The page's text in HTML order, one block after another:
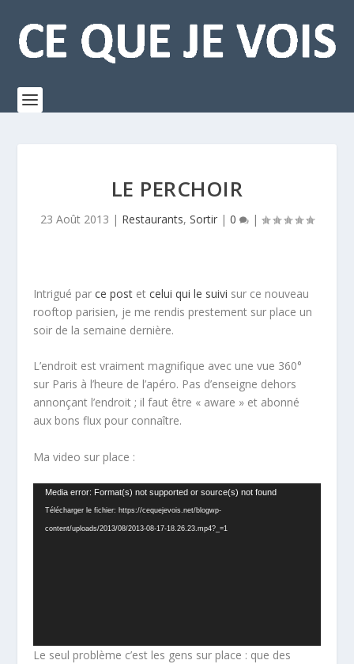
LE PERCHOIR
23 Août 2013 | Restaurants, Sortir | 0 |
Intrigué parce post etcelui qui le suivi sur ce nouveau
rooftop parisien, je me rendis prestement sur place un
soir de la semaine dernière.
L’endroit est vraiment magnifique avec une vue 360°
sur Paris à l’heure de l’apéro. Pas d’enseigne dehors
annonçant l’endroit ; il faut être « aware » et abonné
aux bons flux pour connaître.
Ma video sur place :
Lecteur
vidéo
Media error: Format(s) not supported or source(s) not found
Télécharger le fichier: https://cequejevois.net/blogwp-
content/uploads/2013/08/2013-08-17-18.26.23.mp4?_=1
Le seul problème c’est les gens sur place : que des